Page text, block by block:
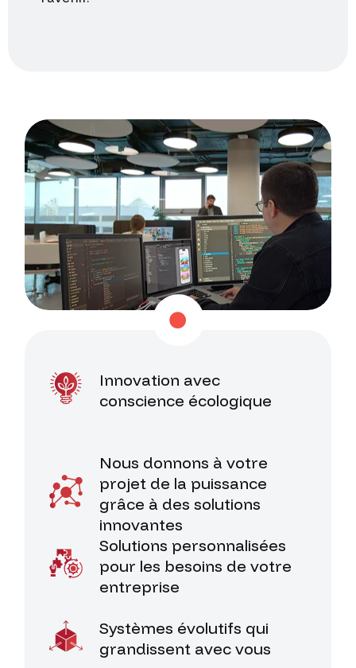
conscience écologique
projet de la puissance
grâce à des solutions
innovantes
Solutions personnalisées
pour les besoins de votre
entreprise
grandissent avec vous